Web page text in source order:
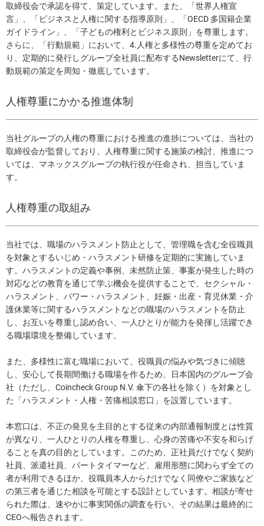
取締役会で承認を得て、策定しています。また、「世界人権宣
言」、「ビジネスと人権に関する指導原則」、「OECD 多国籍企業
ガイドライン」、「子どもの権利とビジネス原則」を尊重します。
さらに、「行動規範」において、4.人権と多様性の尊重を定めてお
り、定期的に発行しグループ全社員に配布するNewsletterにて、行
動規範の策定を周知・徹底しています。
人権尊重にかかる推進体制
当社グループの人権の尊重における推進の進捗については、当社の
取締役会が監督しており、人権尊重に関する施策の検討、推進につ
いては、マネックスグループの執行役が任命され、担当していま
す。
人権尊重の取組み
当社では、職場のハラスメント防止として、管理職を含む全役職員
を対象とするいじめ・ハラスメント研修を定期的に実施していま
す。ハラスメントの定義や事例、未然防止策、事案が発生した時の
対応などの教育を通じて学ぶ機会を提供することで、セクシャル・
ハラスメント、パワー・ハラスメント、妊娠・出産・育児休業・介
護休業等に関するハラスメントなどの職場のハラスメントを防止
し、お互いを尊重し認め合い、一人ひとりが能力を発揮し活躍でき
る職場環境を整備しています。
また、多様性に富む職場において、役職員の悩みや気づきに傾聴
し、安心して長期間働ける職場を作るため、日本国内のグループ会
社（ただし、Coincheck Group N.V. 傘下の各社を除く）を対象とし
た「ハラスメント・人権・苦痛相談窓口」を設置しています。
本窓口は、不正の発見を主目的とする従来の内部通報制度とは性質
が異なり、一人ひとりの人権を尊重し、心身の苦痛や不安を和らげ
ることを真の目的としています。このため、正社員だけでなく契約
社員、派遣社員、パートタイマーなど、雇用形態に関わらず全ての
者が利用できるほか、役職員本人からだけでなく同僚やご家族など
の第三者を通じた相談を可能とする設計としています。相談が寄せ
られた際は、速やかに事実関係の調査を行い、その結果は最終的に
CEOへ報告されます。